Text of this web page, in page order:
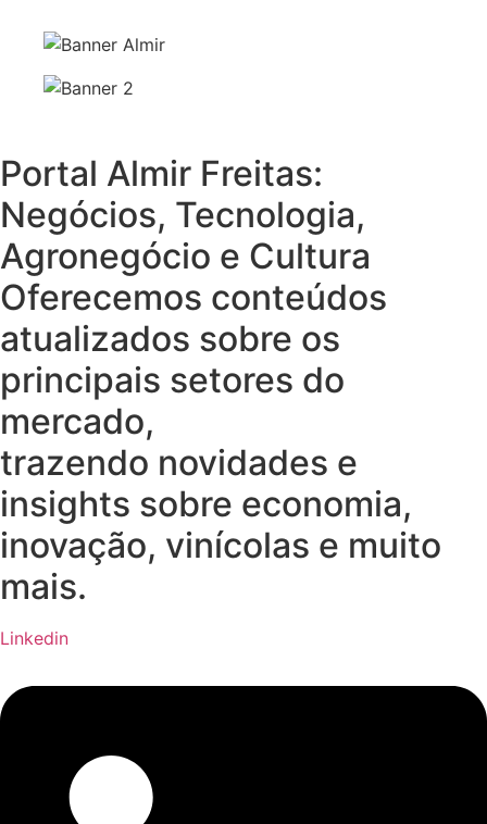
Portal Almir Freitas:
Negócios, Tecnologia,
Agronegócio e Cultura
Oferecemos conteúdos
atualizados sobre os
principais setores do
mercado,
trazendo novidades e
insights sobre economia,
inovação, vinícolas e muito
mais.
Linkedin